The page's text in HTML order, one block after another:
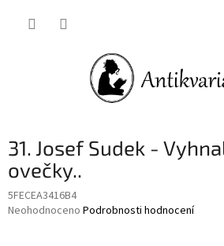
31. Josef Sudek -
ovečky..
5FECEA3416B4
Průměrné
Neohodnoceno Podrobnosti hodnocení